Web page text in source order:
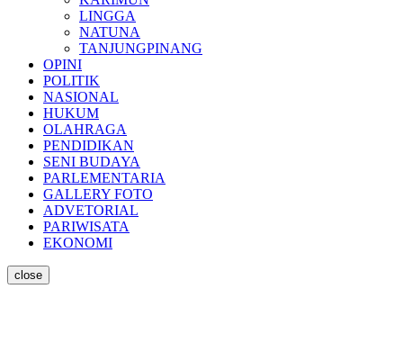
LINGGA
NATUNA
TANJUNGPINANG
OPINI
POLITIK
NASIONAL
HUKUM
OLAHRAGA
PENDIDIKAN
SENI BUDAYA
PARLEMENTARIA
GALLERY FOTO
ADVETORIAL
PARIWISATA
EKONOMI
close